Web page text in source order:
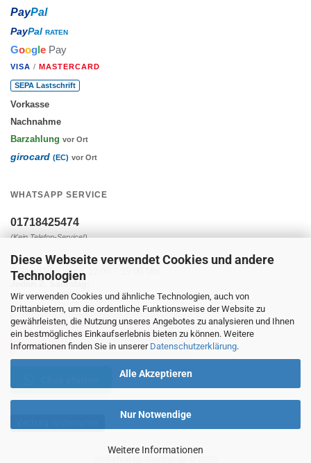
Diese Webseite verwendet Cookies und andere
Technologien
Wir verwenden Cookies und ähnliche Technologien, auch von
Drittanbietern, um die ordentliche Funktionsweise der Website zu
gewährleisten, die Nutzung unseres Angebotes zu analysieren und Ihnen
ein bestmögliches Einkaufserlebnis bieten zu können. Weitere
Informationen finden Sie in unserer Datenschutzerklärung.
Alle Akzeptieren
Nur Notwendige
Weitere Informationen
PayPal
PayPal RATEN
Google Pay
VISA / MASTERCARD
SEPA Lastschrift
Vorkasse
Nachnahme
Barzahlung vor Ort
girocard (EC) vor Ort
WHATSAPP SERVICE
01718425474
(Kein Telefon-Service!)
Montag - Freitag:
9:00 – 11:30 Uhr & 12:00 – 15:00 Uhr
Jeden 2. Samstag:
10:00 – 14:00 Uhr
Außer Feiertage und Betriebsferien.
Es werden keine Nachrichten gelesen und
beantwortet.